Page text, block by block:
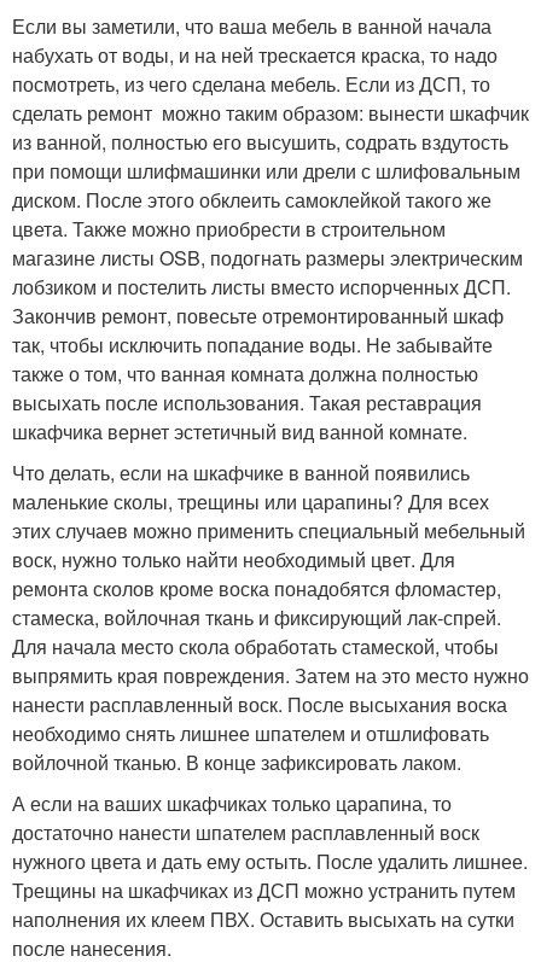
Если вы заметили, что ваша мебель в ванной начала
набухать от воды, и на ней трескается краска, то надо
посмотреть, из чего сделана мебель. Если из ДСП, то
сделать ремонт можно таким образом: вынести шкафчик
из ванной, полностью его высушить, содрать вздутость
при помощи шлифмашинки или дрели с шлифовальным
диском. После этого обклеить самоклейкой такого же
цвета. Также можно приобрести в строительном
магазине листы OSB, подогнать размеры электрическим
лобзиком и постелить листы вместо испорченных ДСП.
Закончив ремонт, повесьте отремонтированный шкаф
так, чтобы исключить попадание воды. Не забывайте
также о том, что ванная комната должна полностью
высыхать после использования. Такая реставрация
шкафчика вернет эстетичный вид ванной комнате.
Что делать, если на шкафчике в ванной появились
маленькие сколы, трещины или царапины? Для всех
этих случаев можно применить специальный мебельный
воск, нужно только найти необходимый цвет. Для
ремонта сколов кроме воска понадобятся фломастер,
стамеска, войлочная ткань и фиксирующий лак-спрей.
Для начала место скола обработать стамеской, чтобы
выпрямить края повреждения. Затем на это место нужно
нанести расплавленный воск. После высыхания воска
необходимо снять лишнее шпателем и отшлифовать
войлочной тканью. В конце зафиксировать лаком.
А если на ваших шкафчиках только царапина, то
достаточно нанести шпателем расплавленный воск
нужного цвета и дать ему остыть. После удалить лишнее.
Трещины на шкафчиках из ДСП можно устранить путем
наполнения их клеем ПВХ. Оставить высыхать на сутки
после нанесения.